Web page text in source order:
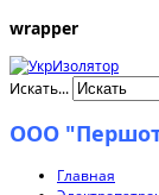
wrapper
Искать...
ООО
Главная